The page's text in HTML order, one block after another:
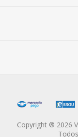
Copyright ® 2026